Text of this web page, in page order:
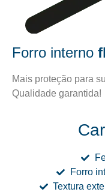
Forro interno
Mais proteção para
Qualidade garantida!
Forro
Textura